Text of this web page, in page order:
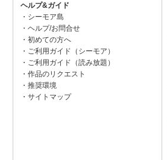
ヘルプ&ガイド
シーモア島
ヘルプ/お問合せ
初めての方へ
ご利用ガイド（シーモア）
ご利用ガイド（読み放題）
作品のリクエスト
推奨環境
サイトマップ